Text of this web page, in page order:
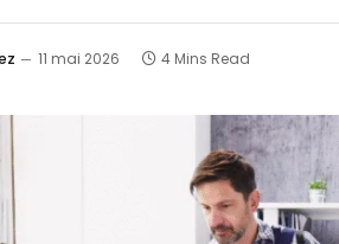
11 mai 2026 4 Mins Read